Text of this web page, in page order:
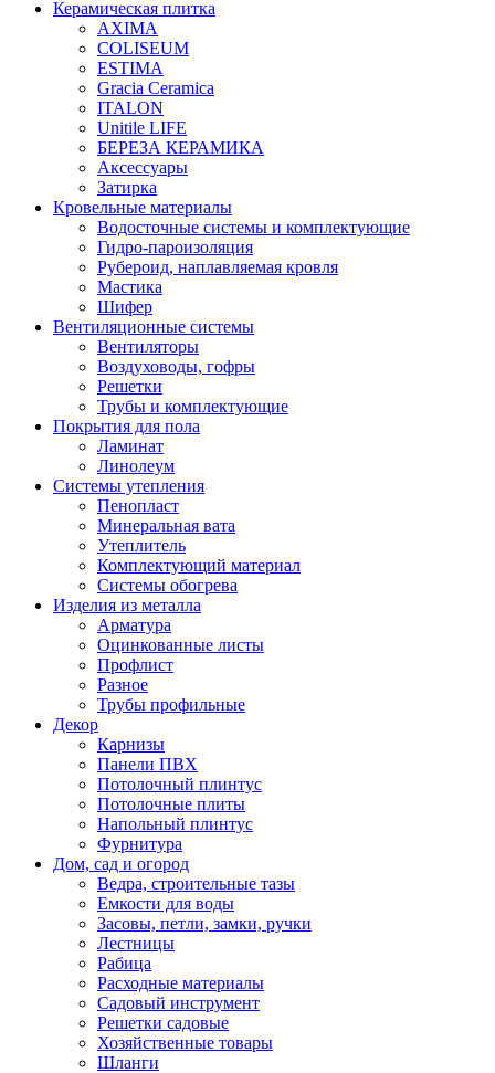
Керамическая плитка
AXIMA
COLISEUM
ESTIMA
Gracia Ceramica
ITALON
Unitile LIFE
БЕРЕЗА КЕРАМИКА
Аксессуары
Затирка
Кровельные материалы
Водосточные системы и комплектующие
Гидро-пароизоляция
Рубероид, наплавляемая кровля
Мастика
Шифер
Вентиляционные системы
Вентиляторы
Воздуховоды, гофры
Решетки
Трубы и комплектующие
Покрытия для пола
Ламинат
Линолеум
Системы утепления
Пенопласт
Минеральная вата
Утеплитель
Комплектующий материал
Системы обогрева
Изделия из металла
Арматура
Оцинкованные листы
Профлист
Разное
Трубы профильные
Декор
Карнизы
Панели ПВХ
Потолочный плинтус
Потолочные плиты
Напольный плинтус
Фурнитура
Дом, сад и огород
Ведра, строительные тазы
Емкости для воды
Засовы, петли, замки, ручки
Лестницы
Рабица
Расходные материалы
Садовый инструмент
Решетки садовые
Хозяйственные товары
Шланги